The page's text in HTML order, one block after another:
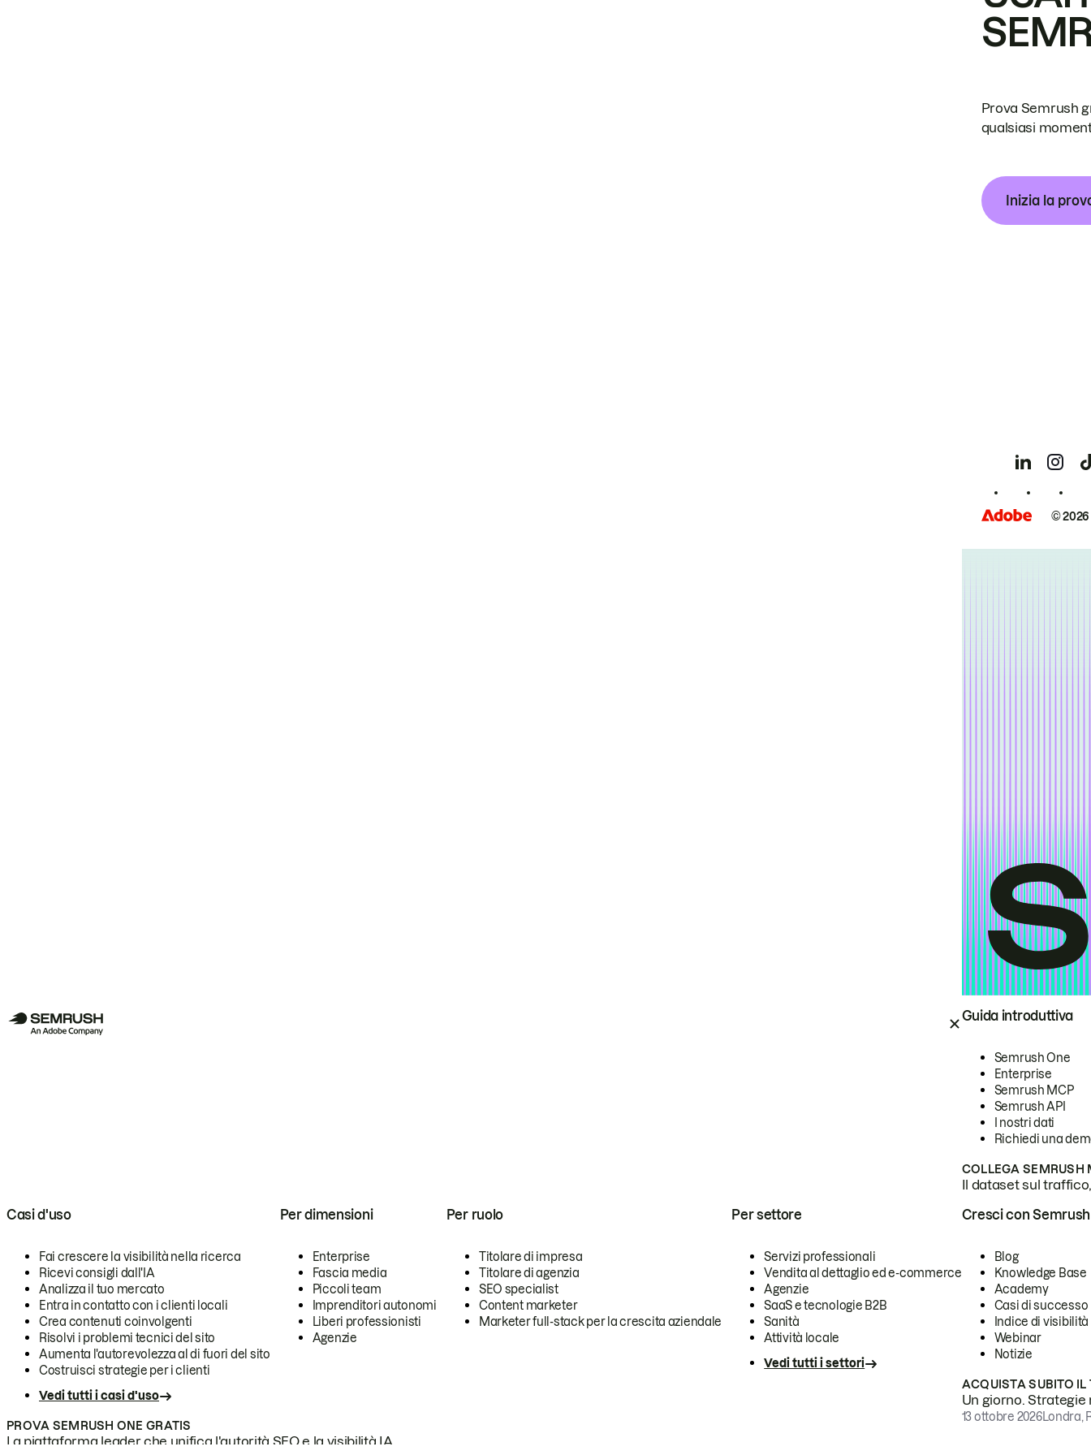
Guida introduttiva
Semrush One
Enterprise
Semrush MCP
Semrush API
I nostri dati
Richiedi una
COLLEGA SEMRUSH
Il dataset sul
Casi d'uso
Fai crescere la visibilità nella ricerca
Ricevi consigli dall'IA
Analizza il tuo mercato
Entra in contatto con i clienti locali
Crea contenuti coinvolgenti
Risolvi i problemi tecnici del sito
Aumenta l'autorevolezza al di fuori del sito
Costruisci strategie per i clienti
Vedi tutti i casi d'uso
Per dimensioni
Enterprise
Fascia media
Piccoli team
Imprenditori autonomi
Liberi professionisti
Agenzie
Per ruolo
Titolare di impresa
Titolare di agenzia
SEO specialist
Content marketer
Marketer full-stack per la crescita aziendale
Per settore
Servizi professionali
Vendita al dettaglio ed e-commerce
Agenzie
SaaS e tecnologie B2B
Sanità
Attività locale
Vedi tutti i settori
PROVA SEMRUSH ONE GRATIS
La piattaforma leader che unifica l'autorità SEO e la visibilità IA.
Cresci con Semrush
Blog
Knowledge Base
Academy
Casi di successo
Indice di visibilità
Webinar
Notizie
ACQUISTA SUBITO IL
Un giorno.
13 ottobre 2026Londra,
Prova Semrush
qualsiasi
Inizia la
©